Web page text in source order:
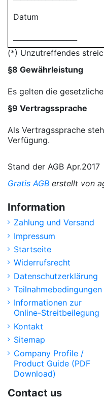
Datum
(*) Unzutreffendes
§8 Gewährleistung
Es gelten die
§9 Vertragssprache
Als Vertragssprache
Verfügung.
Stand der AGB Apr.2017
Gratis AGB erstellt von
Information
Zahlung und Versand
Impressum
Startseite
Widerrufsrecht
Datenschutzerklärung
Teilnahmebedingungen
Informationen zur
Online-Streitbeilegung
Kontakt
Sitemap
Company Profile /
Product Guide (PDF
Download)
Contact us